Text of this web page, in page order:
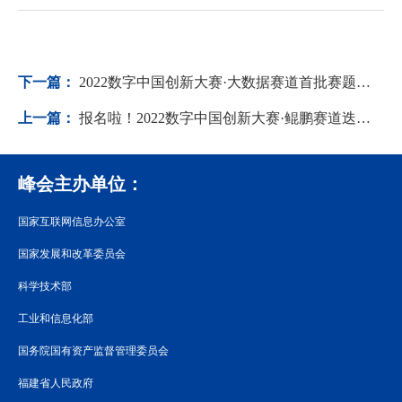
下一篇： 2022数字中国创新大赛·大数据赛道首批赛题启动报名
上一篇： 报名啦！2022数字中国创新大赛·鲲鹏赛道迭代更新，正式启动！
峰会主办单位：
国家互联网信息办公室
国家发展和改革委员会
科学技术部
工业和信息化部
国务院国有资产监督管理委员会
福建省人民政府